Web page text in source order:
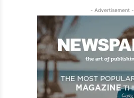
- Advertisement -